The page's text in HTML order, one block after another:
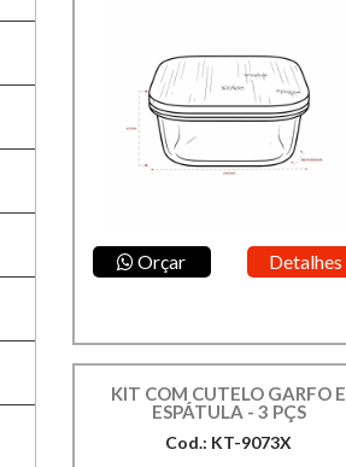
Orçar Detalhes
KIT COM CUTELO GARFO E
ESPÁTULA - 3 PÇS
Cod.: KT-9073X